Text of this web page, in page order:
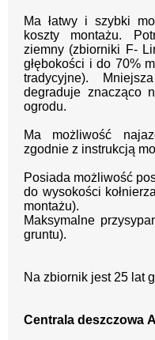
Ma łatwy i szybki
koszty montażu.
ziemny (zbiorniki F-
głębokości i do 70%
tradycyjne).
degraduje znacząco
ogrodu.
Ma możliwość
zgodnie z instrukcją
Posiada możliwość
do wysokości
montażu).
Maksymalne
gruntu).
Na zbiornik jest 25 lat
Centrala deszczowa